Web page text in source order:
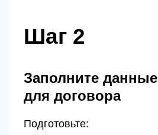
Шаг 2
Заполните данные
для договора
Подготовьте: